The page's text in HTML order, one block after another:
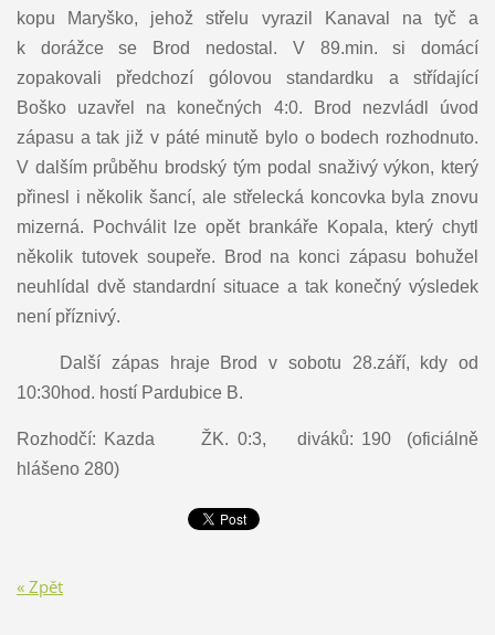
kopu Maryško, jehož střelu vyrazil Kanaval na tyč a
k dorážce se Brod nedostal. V 89.min. si domácí
zopakovali předchozí gólovou standardku a střídající
Boško uzavřel na konečných 4:0. Brod nezvládl úvod
zápasu a tak již v páté minutě bylo o bodech rozhodnuto.
V dalším průběhu brodský tým podal snaživý výkon, který
přinesl i několik šancí, ale střelecká koncovka byla znovu
mizerná. Pochválit lze opět brankáře Kopala, který chytl
několik tutovek soupeře. Brod na konci zápasu bohužel
neuhlídal dvě standardní situace a tak konečný výsledek
není příznivý.
Další zápas hraje Brod v sobotu 28.září, kdy od
10:30hod. hostí Pardubice B.
Rozhodčí: Kazda ŽK. 0:3, diváků: 190 (oficiálně
hlášeno 280)
« Zpět